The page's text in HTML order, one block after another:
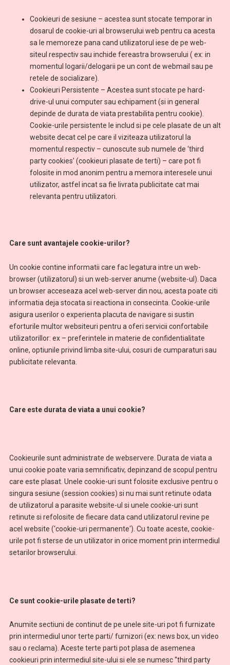
Cookieuri de sesiune – acestea sunt stocate temporar in
dosarul de cookie-uri al browserului web pentru ca acesta
sa le memoreze pana cand utilizatorul iese de pe web-
siteul respectiv sau inchide fereastra browserului ( ex: in
momentul logarii/delogarii pe un cont de webmail sau pe
retele de socializare).
Cookieuri Persistente – Acestea sunt stocate pe hard-
drive-ul unui computer sau echipament (si in general
depinde de durata de viata prestabilita pentru cookie).
Cookie-urile persistente le includ si pe cele plasate de un alt
website decat cel pe care il viziteaza utilizatorul la
momentul respectiv – cunoscute sub numele de ‘third
party cookies’ (cookieuri plasate de terti) – care pot fi
folosite in mod anonim pentru a memora interesele unui
utilizator, astfel incat sa fie livrata publicitate cat mai
relevanta pentru utilizatori.
Care sunt avantajele cookie-urilor?
Un cookie contine informatii care fac legatura intre un web-
browser (utilizatorul) si un web-server anume (website-ul). Daca
un browser acceseaza acel web-server din nou, acesta poate citi
informatia deja stocata si reactiona in consecinta. Cookie-urile
asigura userilor o experienta placuta de navigare si sustin
eforturile multor websiteuri pentru a oferi servicii confortabile
utilizatorillor: ex – preferintele in materie de confidentialitate
online, optiunile privind limba site-ului, cosuri de cumparaturi sau
publicitate relevanta.
Care este durata de viata a unui cookie?
Cookieurile sunt administrate de webservere. Durata de viata a
unui cookie poate varia semnificativ, depinzand de scopul pentru
care este plasat. Unele cookie-uri sunt folosite exclusive pentru o
singura sesiune (session cookies) si nu mai sunt retinute odata
de utilizatorul a parasite website-ul si unele cookie-uri sunt
retinute si refolosite de fiecare data cand utilizatorul revine pe
acel website (‘cookie-uri permanente‘). Cu toate aceste, cookie-
urile pot fi sterse de un utilizator in orice moment prin intermediul
setarilor browserului.
Ce sunt cookie-urile plasate de terti?
Anumite sectiuni de continut de pe unele site-uri pot fi furnizate
prin intermediul unor terte parti/ furnizori (ex: news box, un video
sau o reclama). Aceste terte parti pot plasa de asemenea
cookieuri prin intermediul site-ului si ele se numesc “third party